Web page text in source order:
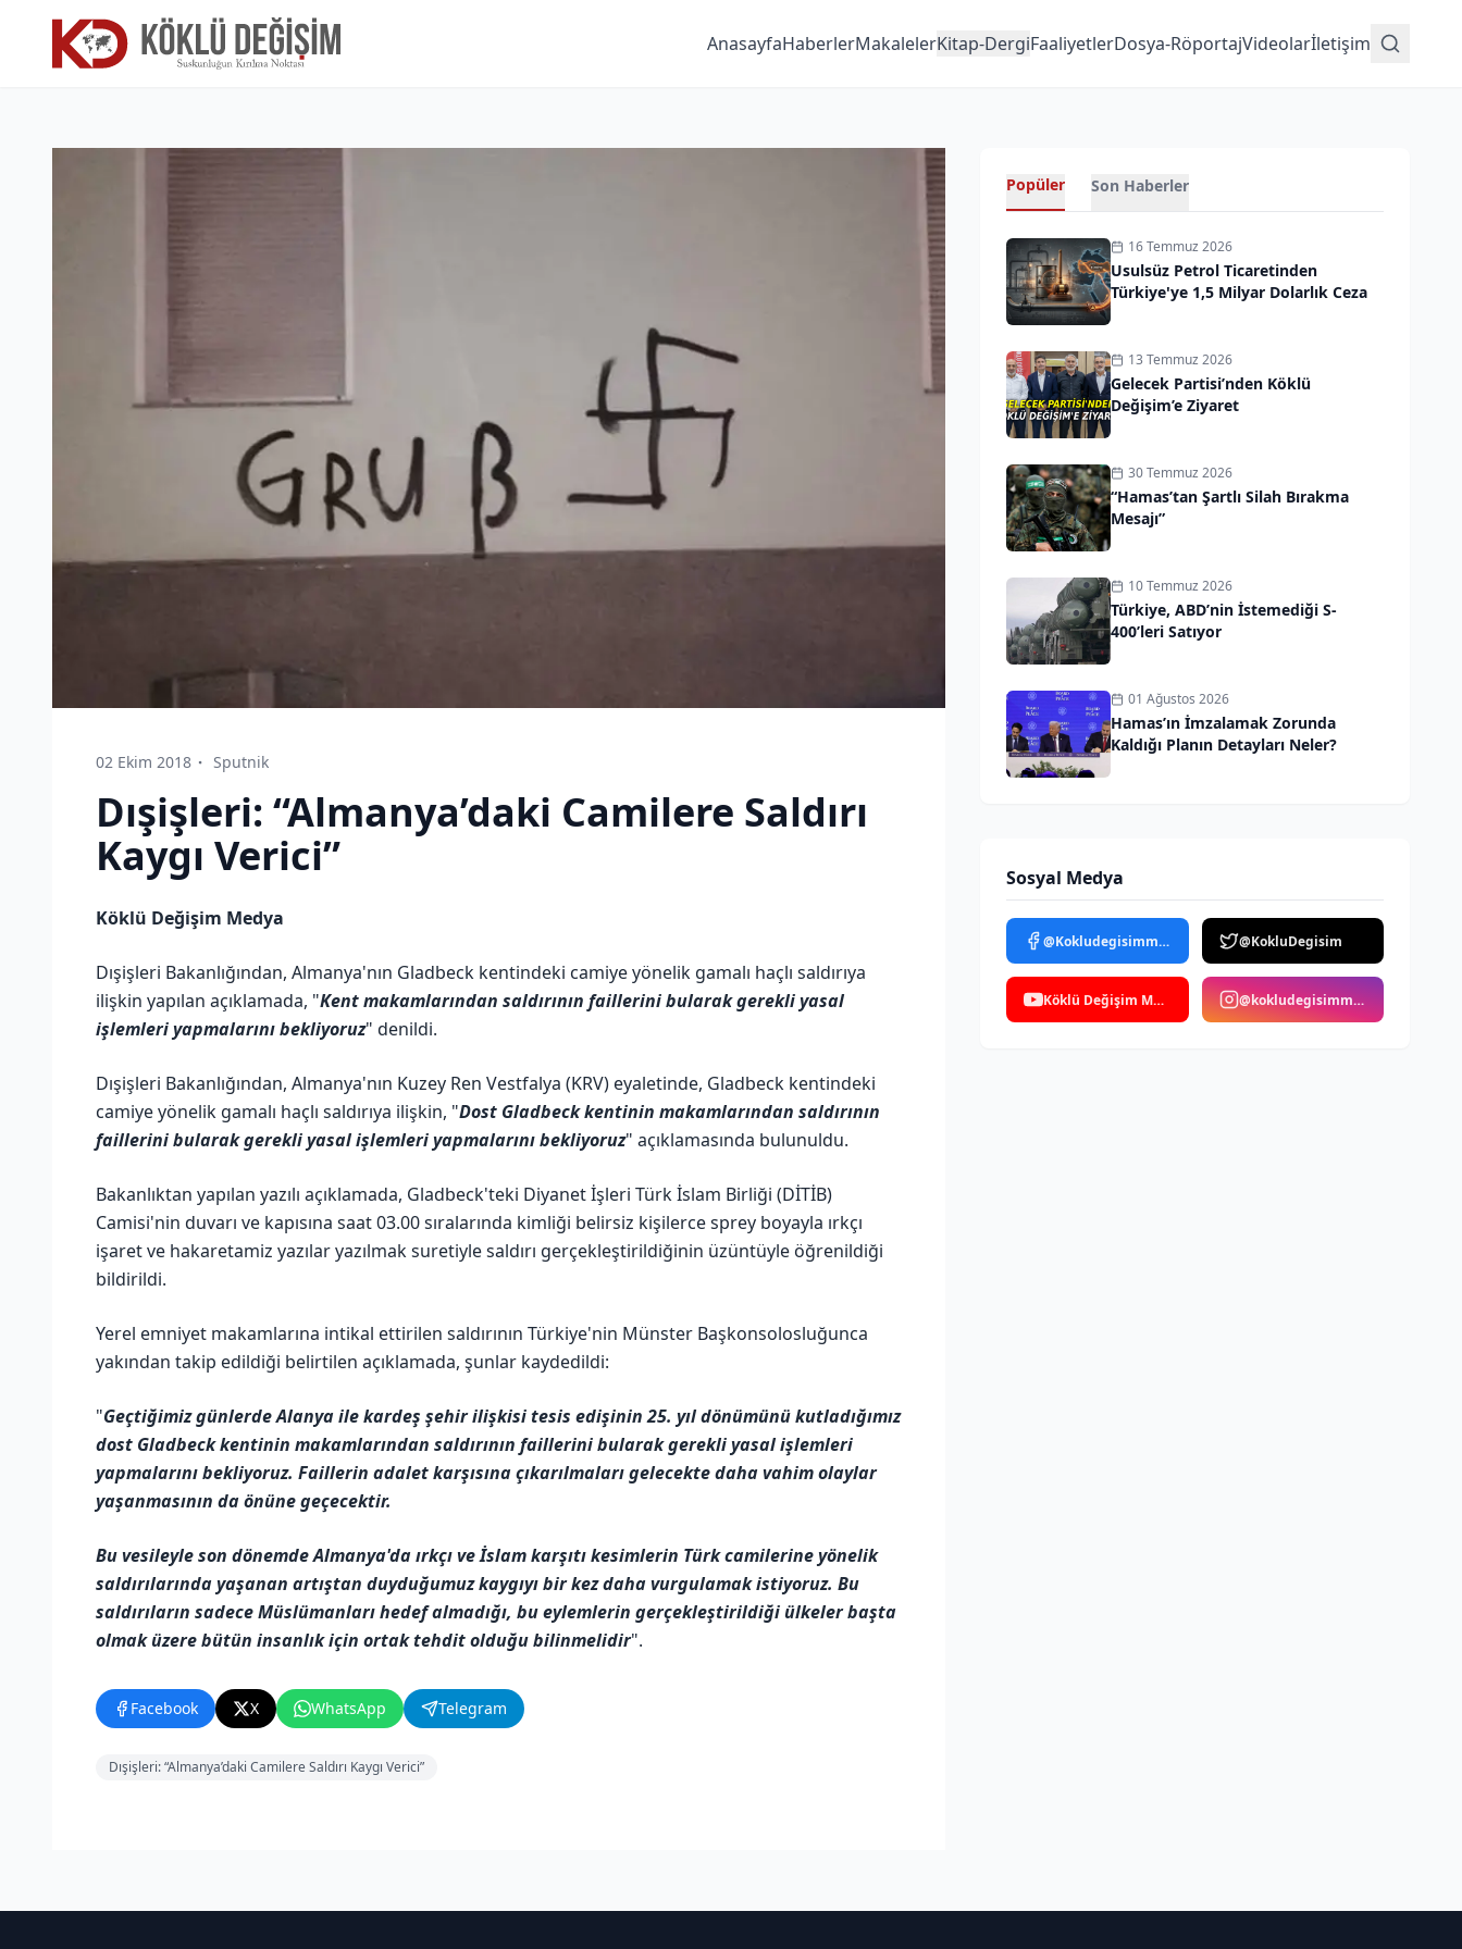
AnasayfaHaberlerMakalelerKitap-DergiFaaliyetlerDosya-RöportajVideolarİletişim
02 Ekim 2018 Sputnik
Dışişleri: “Almanya’daki Camilere Saldırı
Kaygı Verici”
Köklü Değişim Medya
Dışişleri Bakanlığından, Almanya'nın Gladbeck kentindeki camiye yönelik gamalı haçlı saldırıya
ilişkin yapılan açıklamada, "Kent makamlarından saldırının faillerini bularak gerekli yasal
işlemleri yapmalarını bekliyoruz" denildi.
Dışişleri Bakanlığından, Almanya'nın Kuzey Ren Vestfalya (KRV) eyaletinde, Gladbeck kentindeki
camiye yönelik gamalı haçlı saldırıya ilişkin, "Dost Gladbeck kentinin makamlarından saldırının
faillerini bularak gerekli yasal işlemleri yapmalarını bekliyoruz" açıklamasında bulunuldu.
Bakanlıktan yapılan yazılı açıklamada, Gladbeck'teki Diyanet İşleri Türk İslam Birliği (DİTİB)
Camisi'nin duvarı ve kapısına saat 03.00 sıralarında kimliği belirsiz kişilerce sprey boyayla ırkçı
işaret ve hakaretamiz yazılar yazılmak suretiyle saldırı gerçekleştirildiğinin üzüntüyle öğrenildiği
bildirildi.
Yerel emniyet makamlarına intikal ettirilen saldırının Türkiye'nin Münster Başkonsolosluğunca
yakından takip edildiği belirtilen açıklamada, şunlar kaydedildi:
"Geçtiğimiz günlerde Alanya ile kardeş şehir ilişkisi tesis edişinin 25. yıl dönümünü kutladığımız
dost Gladbeck kentinin makamlarından saldırının faillerini bularak gerekli yasal işlemleri
yapmalarını bekliyoruz. Faillerin adalet karşısına çıkarılmaları gelecekte daha vahim olaylar
yaşanmasının da önüne geçecektir.
Bu vesileyle son dönemde Almanya'da ırkçı ve İslam karşıtı kesimlerin Türk camilerine yönelik
saldırılarında yaşanan artıştan duyduğumuz kaygıyı bir kez daha vurgulamak istiyoruz. Bu
saldırıların sadece Müslümanları hedef almadığı, bu eylemlerin gerçekleştirildiği ülkeler başta
olmak üzere bütün insanlık için ortak tehdit olduğu bilinmelidir".
Facebook X WhatsApp Telegram
Dışişleri: “Almanya’daki Camilere Saldırı Kaygı Verici”
Popüler Son Haberler
16 Temmuz 2026
Usulsüz Petrol Ticaretinden
Türkiye'ye 1,5 Milyar Dolarlık Ceza
13 Temmuz 2026
Gelecek Partisi’nden Köklü
Değişim’e Ziyaret
30 Temmuz 2026
“Hamas’tan Şartlı Silah Bırakma
Mesajı”
10 Temmuz 2026
Türkiye, ABD’nin İstemediği S-
400’leri Satıyor
01 Ağustos 2026
Hamas’ın İmzalamak Zorunda
Kaldığı Planın Detayları Neler?
Sosyal Medya
@Kokludegisimmedya @KokluDegisim
Köklü Değişim Medya @kokludegisimmedya